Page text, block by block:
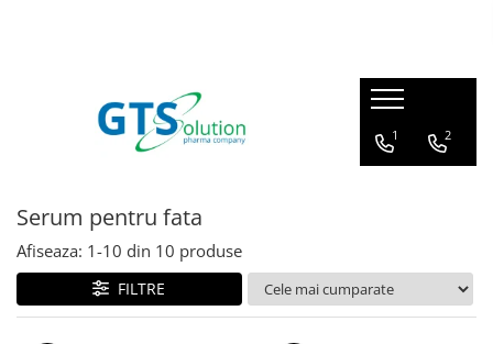
Seturi ingrijire
Protectie solara
Serum pentru fata
Creme de ochi
Creme de fata
Ingrijire corp - fermitate
Articulatii, oase, muschi
Imunitate, raceala si gripa
Sanatatea familiei
Calitatea vietii
1 2
Serum pentru fata
Afiseaza: 1-10 din 10 produse
FILTRE